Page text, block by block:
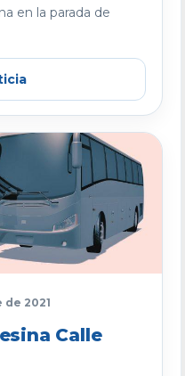
en la parada de
2021
Calle